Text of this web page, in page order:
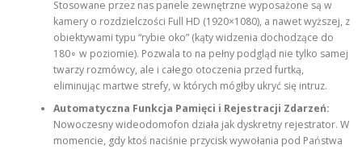
Stosowane przez nas panele zewnętrzne wyposażone są w
kamery o rozdzielczości Full HD (1920×1080), a nawet wyższej, z
obiektywami typu “rybie oko” (kąty widzenia dochodzące do
180∘ w poziomie). Pozwala to na pełny podgląd nie tylko samej
twarzy rozmówcy, ale i całego otoczenia przed furtką,
eliminując martwe strefy, w których mógłby ukryć się intruz.
Automatyczna Funkcja Pamięci i Rejestracji Zdarzeń:
Nowoczesny wideodomofon działa jak dyskretny rejestrator. W
momencie, gdy ktoś naciśnie przycisk wywołania pod Państwa